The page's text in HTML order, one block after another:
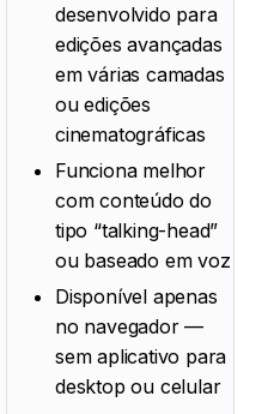
desenvolvido para
edições avançadas
em várias camadas
ou edições
cinematográficas
Funciona melhor
com conteúdo do
tipo “talking-head”
ou baseado em voz
Disponível apenas
no navegador —
sem aplicativo para
desktop ou celular